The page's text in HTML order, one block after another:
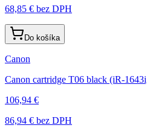
68,85 € bez DPH
Do košíka
Canon
Canon cartridge T06 black (iR-
106,94 €
86,94 € bez DPH